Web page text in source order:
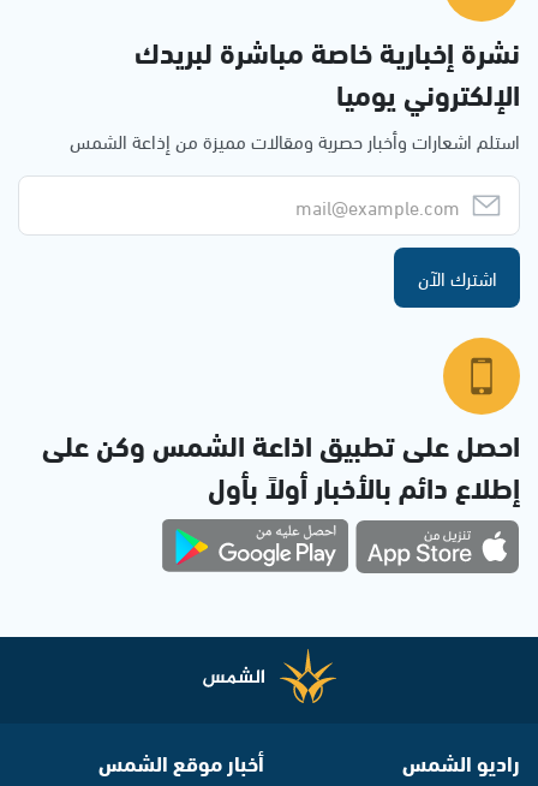
نشرة إخبارية خاصة مباشرة لبريدك
الإلكتروني يوميا
استلم اشعارات وأخبار حصرية ومقالات مميزة من إذاعة الشمس
اشترك الآن
احصل على تطبيق اذاعة الشمس وكن على
إطلاع دائم بالأخبار أولاً بأول
راديو الشمس أخبار موقع الشمس